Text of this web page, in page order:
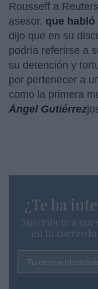
Rousseff a
asesor, que
dijo que en su
podría referirse a
su detención y
por pertenecer a
como la primera
Ángel Gutiérrez
¿Te ha
Suscríbete a
en tu correo
Tu correo